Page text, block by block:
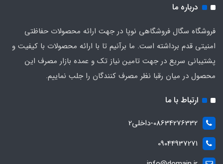
درباره ما
فروشگاه سگال فروشگاهی نوپا در جهت ارائه محصولات حفاظتی
امنیتی قدم برداشته است. ما برآنیم تا با ارائه محصولات با کیفیت و
پشتیبانی سریع در جهت تامین نیاز تک و عمده بازار مصرف این
محصول در میان رقبا نظر مصرف کنندگان را جلب نماییم.
ارتباط با ما
08634276332-داخلی2
09044937271